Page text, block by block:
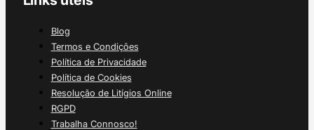
Blog
Termos e Condições
Política de Privacidade
Política de Cookies
Resolução de Litígios Online
RGPD
Trabalha Connosco!